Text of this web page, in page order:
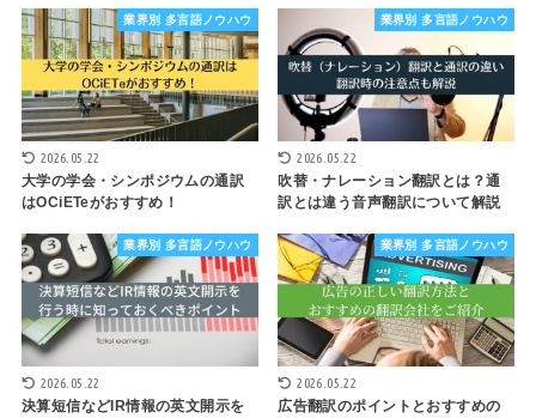
業界別 多言語ノウハウ
2026.05.22
大学の学会・シンポジウムの通訳
はOCiETeがおすすめ！
業界別 多言語ノウハウ
2026.05.22
吹替・ナレーション翻訳とは？通
訳とは違う音声翻訳について解説
業界別 多言語ノウハウ
2026.05.22
決算短信などIR情報の英文開示を
業界別 多言語ノウハウ
2026.05.22
広告翻訳のポイントとおすすめの